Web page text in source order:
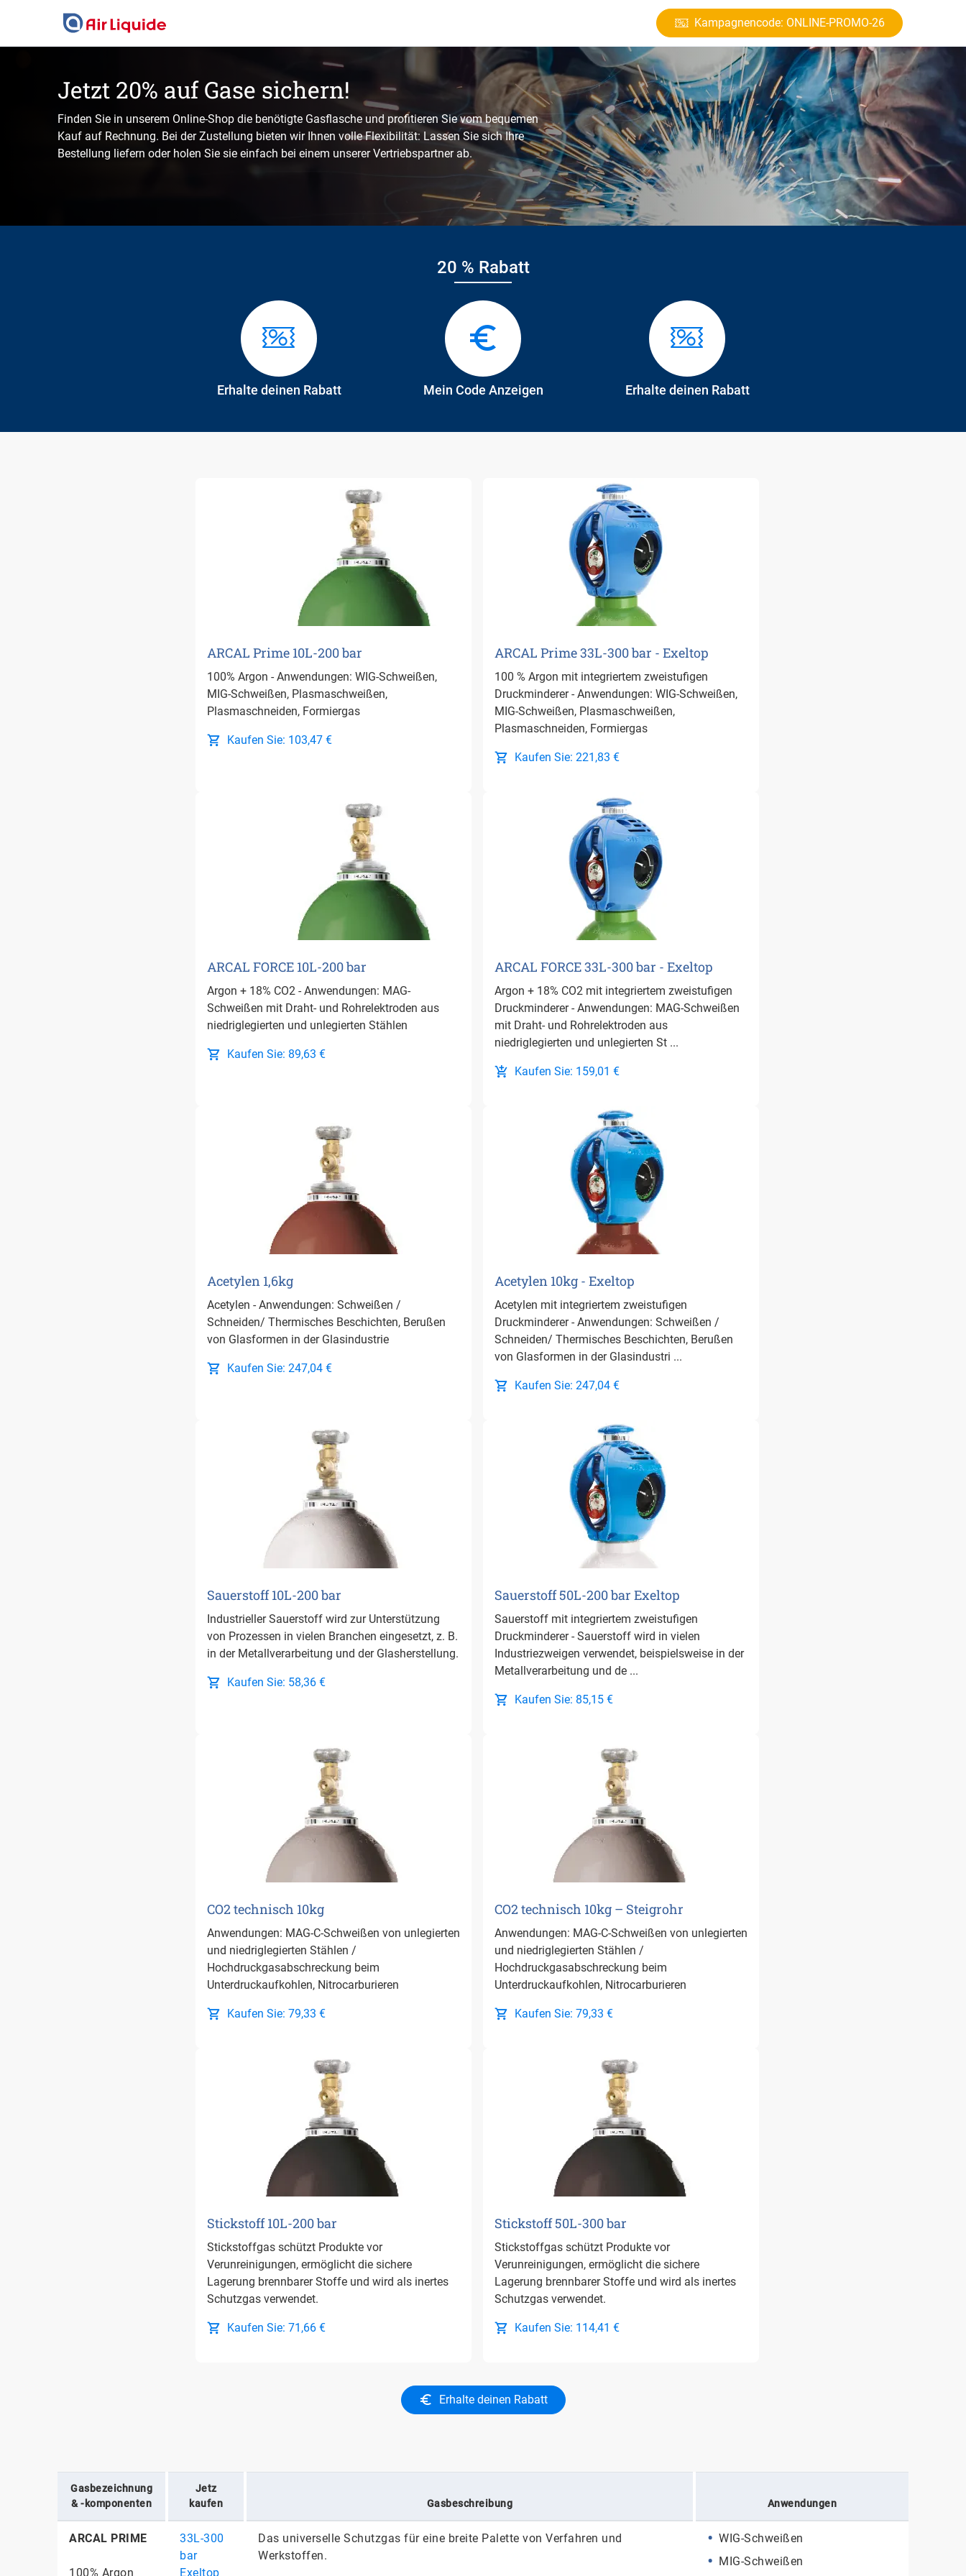
Kampagnencode: ONLINE-PROMO-26
Jetzt 20% auf Gase sichern!
Finden Sie in unserem Online-Shop die benötigte Gasflasche und profitieren Sie vom bequemen
Kauf auf Rechnung. Bei der Zustellung bieten wir Ihnen volle Flexibilität: Lassen Sie sich Ihre
Bestellung liefern oder holen Sie sie einfach bei einem unserer Vertriebspartner ab.
20 % Rabatt
Erhalte deinen Rabatt Mein Code Anzeigen Erhalte deinen Rabatt
ARCAL Prime 10L-200 bar
100% Argon - Anwendungen: WIG-Schweißen,
MIG-Schweißen, Plasmaschweißen,
Plasmaschneiden, Formiergas
Kaufen Sie: 103,47 €
ARCAL Prime 33L-300 bar - Exeltop
100 % Argon mit integriertem zweistufigen
Druckminderer - Anwendungen: WIG-Schweißen,
MIG-Schweißen, Plasmaschweißen,
Plasmaschneiden, Formiergas
Kaufen Sie: 221,83 €
ARCAL FORCE 10L-200 bar
Argon + 18% CO2 - Anwendungen: MAG-
Schweißen mit Draht- und Rohrelektroden aus
niedriglegierten und unlegierten Stählen
Kaufen Sie: 89,63 €
ARCAL FORCE 33L-300 bar - Exeltop
Argon + 18% CO2 mit integriertem zweistufigen
Druckminderer - Anwendungen: MAG-Schweißen
mit Draht- und Rohrelektroden aus
niedriglegierten und unlegierten St ...
Kaufen Sie: 159,01 €
Acetylen 1,6kg
Acetylen - Anwendungen: Schweißen /
Schneiden/ Thermisches Beschichten, Berußen
von Glasformen in der Glasindustrie
Kaufen Sie: 247,04 €
Acetylen 10kg - Exeltop
Acetylen mit integriertem zweistufigen
Druckminderer - Anwendungen: Schweißen /
Schneiden/ Thermisches Beschichten, Berußen
von Glasformen in der Glasindustri ...
Kaufen Sie: 247,04 €
Sauerstoff 10L-200 bar
Industrieller Sauerstoff wird zur Unterstützung
von Prozessen in vielen Branchen eingesetzt, z. B.
in der Metallverarbeitung und der Glasherstellung.
Kaufen Sie: 58,36 €
Sauerstoff 50L-200 bar Exeltop
Sauerstoff mit integriertem zweistufigen
Druckminderer - Sauerstoff wird in vielen
Industriezweigen verwendet, beispielsweise in der
Metallverarbeitung und de ...
Kaufen Sie: 85,15 €
CO2 technisch 10kg
Anwendungen: MAG-C-Schweißen von unlegierten
und niedriglegierten Stählen /
Hochdruckgasabschreckung beim
Unterdruckaufkohlen, Nitrocarburieren
Kaufen Sie: 79,33 €
CO2 technisch 10kg – Steigrohr
Anwendungen: MAG-C-Schweißen von unlegierten
und niedriglegierten Stählen /
Hochdruckgasabschreckung beim
Unterdruckaufkohlen, Nitrocarburieren
Kaufen Sie: 79,33 €
Stickstoff 10L-200 bar
Stickstoffgas schützt Produkte vor
Verunreinigungen, ermöglicht die sichere
Lagerung brennbarer Stoffe und wird als inertes
Schutzgas verwendet.
Kaufen Sie: 71,66 €
Stickstoff 50L-300 bar
Stickstoffgas schützt Produkte vor
Verunreinigungen, ermöglicht die sichere
Lagerung brennbarer Stoffe und wird als inertes
Schutzgas verwendet.
Kaufen Sie: 114,41 €
Erhalte deinen Rabatt
Gasbezeichnung
& -komponenten
Jetz
kaufen
Gasbeschreibung Anwendungen
ARCAL PRIME
100% Argon
33L-300
bar
Exeltop
Das universelle Schutzgas für eine breite Palette von Verfahren und
Werkstoffen.
WIG-Schweißen
MIG-Schweißen